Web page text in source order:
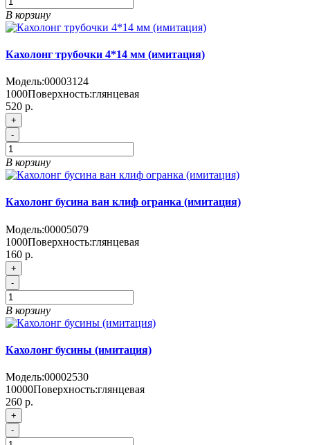
В корзину
Кахолонг трубочки 4*14 мм (имитация)
Модель:00003124
1000Поверхность:глянцевая
520 р.
+
-
В корзину
Кахолонг бусина ван клиф огранка (имитация)
Модель:00005079
1000Поверхность:глянцевая
160 р.
+
-
В корзину
Кахолонг бусины (имитация)
Модель:00002530
10000Поверхность:глянцевая
260 р.
+
-